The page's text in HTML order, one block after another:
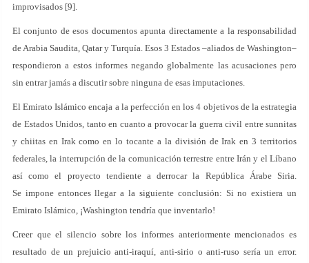
improvisados [9].
El conjunto de esos documentos apunta directamente a la responsabilidad
de Arabia Saudita, Qatar y Turquía. Esos 3 Estados –aliados de Washington–
respondieron a estos informes negando globalmente las acusaciones pero
sin entrar jamás a discutir sobre ninguna de esas imputaciones.
El Emirato Islámico encaja a la perfección en los 4 objetivos de la estrategia
de Estados Unidos, tanto en cuanto a provocar la guerra civil entre sunnitas
y chiitas en Irak como en lo tocante a la división de Irak en 3 territorios
federales, la interrupción de la comunicación terrestre entre Irán y el Líbano
así como el proyecto tendiente a derrocar la República Árabe Siria.
Se impone entonces llegar a la siguiente conclusión: Si no existiera un
Emirato Islámico, ¡Washington tendría que inventarlo!
Creer que el silencio sobre los informes anteriormente mencionados es
resultado de un prejuicio anti-iraquí, anti-sirio o anti-ruso sería un error.